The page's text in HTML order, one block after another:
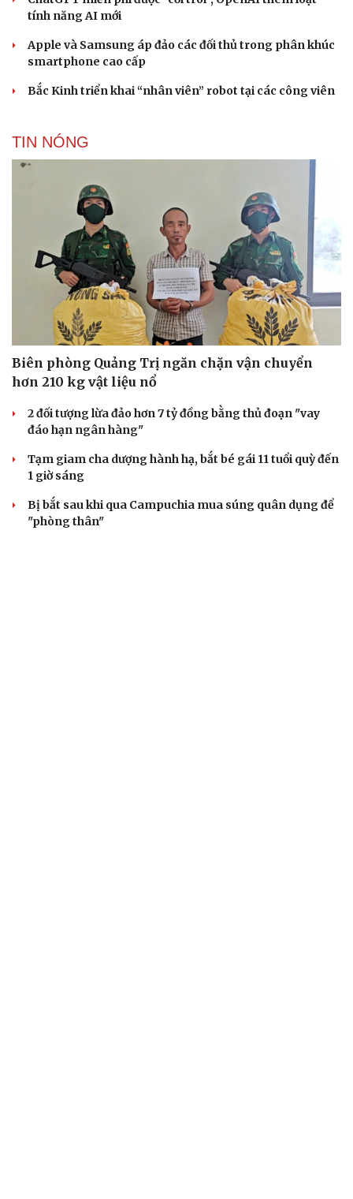
tính năng AI mới
Apple và Samsung áp đảo các đối thủ trong phân khúc
smartphone cao cấp
Bắc Kinh triển khai “nhân viên” robot tại các công viên
TIN NÓNG
Biên phòng Quảng Trị ngăn chặn vận chuyển
hơn 210 kg vật liệu nổ
2 đối tượng lừa đảo hơn 7 tỷ đồng bằng thủ đoạn "vay
đáo hạn ngân hàng"
Tạm giam cha dượng hành hạ, bắt bé gái 11 tuổi quỳ đến
1 giờ sáng
Bị bắt sau khi qua Campuchia mua súng quân dụng để
"phòng thân"